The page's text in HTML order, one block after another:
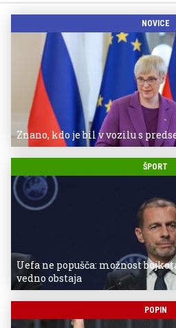
NOVICE
Znano, kdo je bil v vozilu s
ŠPORT
Uefa ne popušča: možnost
vedno obstaja
POPIN